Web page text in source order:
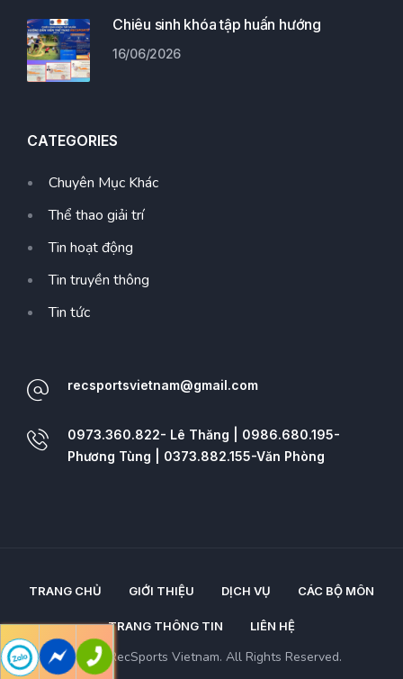
Chiêu sinh khóa tập huấn hướng
16/06/2026
CATEGORIES
Chuyên Mục Khác
Thể thao giải trí
Tin hoạt động
Tin truyền thông
Tin tức
recsportsvietnam@gmail.com
0973.360.822- Lê Thăng | 0986.680.195-
Phương Tùng | 0373.882.155-Văn Phòng
TRANG CHỦ GIỚI THIỆU DỊCH VỤ CÁC BỘ MÔN
TRANG THÔNG TIN LIÊN HỆ
2026 © RecSports Vietnam. All Rights Reserved.